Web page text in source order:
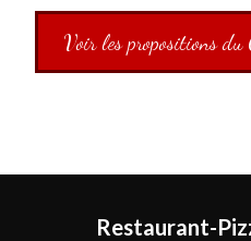
Voir les propositions du
Restaurant-